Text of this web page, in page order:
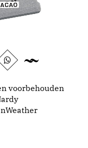
voorbehouden